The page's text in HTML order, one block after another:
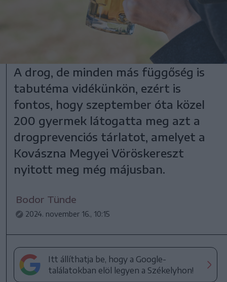
A drog, de minden más függőség is
tabutéma vidékünkön, ezért is
fontos, hogy szeptember óta közel
200 gyermek látogatta meg azt a
drogprevenciós tárlatot, amelyet a
Kovászna Megyei Vöröskereszt
nyitott meg még májusban.
Bodor Tünde
2024. november 16., 10:15
Itt állíthatja be, hogy a Google-
találatokban elöl legyen a Székelyhon!